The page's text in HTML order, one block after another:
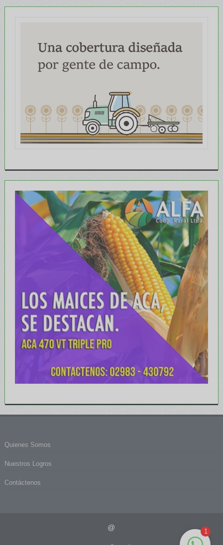
Quienes Somos
Nuestros Logros
Contáctenos
@ 1